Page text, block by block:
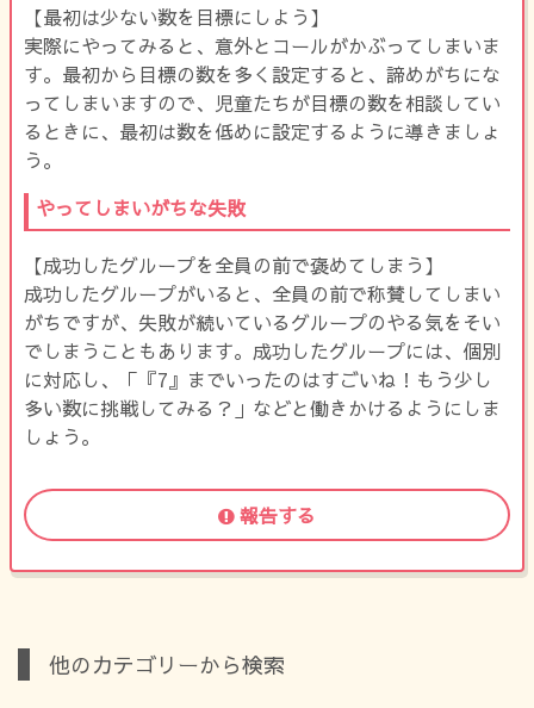
【最初は少ない数を目標にしよう】
実際にやってみると、意外とコールがかぶってしまいま
す。最初から目標の数を多く設定すると、諦めがちにな
ってしまいますので、児童たちが目標の数を相談してい
るときに、最初は数を低めに設定するように導きましょ
う。
やってしまいがちな失敗
【成功したグループを全員の前で褒めてしまう】
成功したグループがいると、全員の前で称賛してしまい
がちですが、失敗が続いているグループのやる気をそい
でしまうこともあります。成功したグループには、個別
に対応し、「『7』までいったのはすごいね！もう少し
多い数に挑戦してみる？」などと働きかけるようにしま
しょう。
報告する
他のカテゴリーから検索